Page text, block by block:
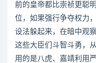
前的皇帝都比崇祯更聪
位，如果强行争夺权力
设法躲起来，在暗中观
这些大臣们斗智斗勇，
用的是八虎、嘉靖利用